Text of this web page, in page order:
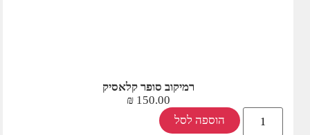
רמיקוב סופר קלאסיק
150.00
₪
הוספה לסל